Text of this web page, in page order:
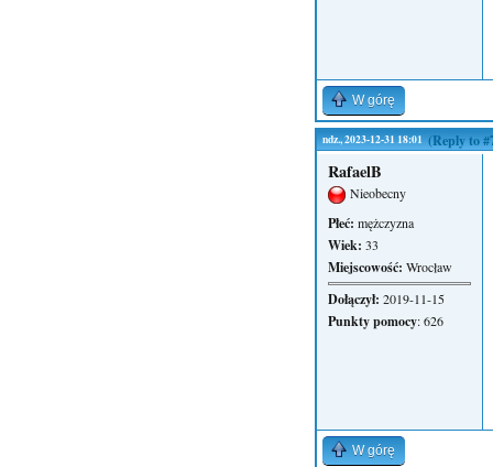
W górę
ndz., 2023-12-31 18:01 (Reply to
RafaelB
Nieobecny
Płeć: mężczyzna
Wiek: 33
Miejscowość: Wrocław
Dołączył: 2019-11-15
Punkty pomocy: 626
W górę